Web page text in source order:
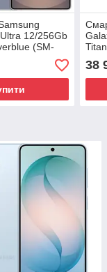
12/256Gb
(SM-
38